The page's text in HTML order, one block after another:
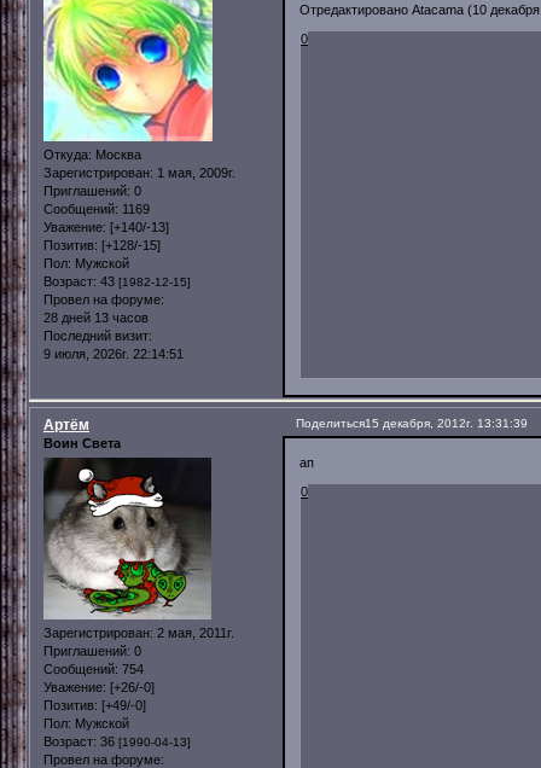
Откуда: Москва
Зарегистрирован: 1 мая, 2009г.
Приглашений: 0
Сообщений: 1169
Уважение: [+140/-13]
Позитив: [+128/-15]
Пол: Мужской
Возраст: 43 [1982-12-15]
Провел на форуме:
28 дней 13 часов
Последний визит:
9 июля, 2026г. 22:14:51
Отредактировано Atacama (10
0
Поделиться15 декабря, 2012г. 13:31:39
Артём
Воин Света
Зарегистрирован: 2 мая, 2011г.
Приглашений: 0
Сообщений: 754
Уважение: [+26/-0]
Позитив: [+49/-0]
Пол: Мужской
Возраст: 36 [1990-04-13]
Провел на форуме:
ап
0